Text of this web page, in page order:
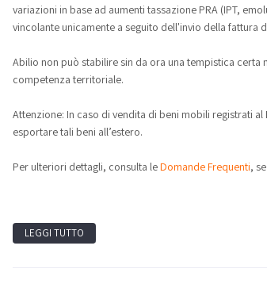
variazioni in base ad aumenti tassazione PRA (IPT,
vincolante unicamente a seguito dell'invio della fattura
Abilio non può stabilire sin da ora una tempistica
competenza territoriale.
Attenzione: In caso di vendita di beni mobili registrati
esportare tali beni all’estero.
Per ulteriori dettagli, consulta leDomande Frequenti,
LEGGI TUTTO